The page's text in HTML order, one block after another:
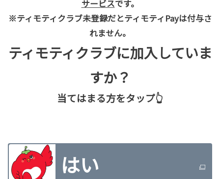
サービスです。
※ティモティクラブ未登録だとティモティPayは付与さ
れません。
ティモティクラブに加入していま
すか？
当てはまる方をタップ👆
はい